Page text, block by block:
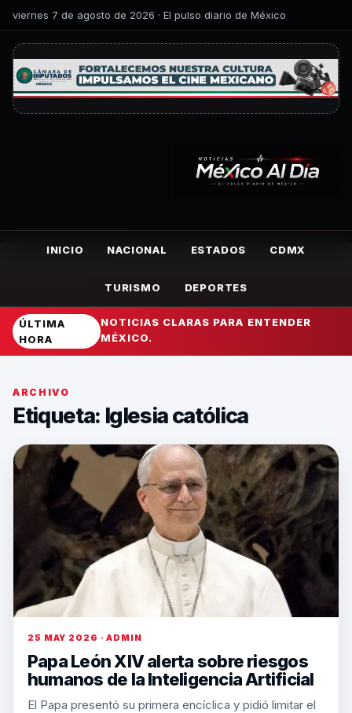
viernes 7 de agosto de 2026 · El pulso diario de México
INICIO NACIONAL ESTADOS CDMX
TURISMO DEPORTES
ÚLTIMA
HORA
NOTICIAS CLARAS PARA ENTENDER
MÉXICO.
ARCHIVO
Etiqueta: Iglesia católica
25 MAY 2026 · ADMIN
Papa León XIV alerta sobre riesgos
humanos de la Inteligencia Artificial
El Papa presentó su primera encíclica y pidió limitar el